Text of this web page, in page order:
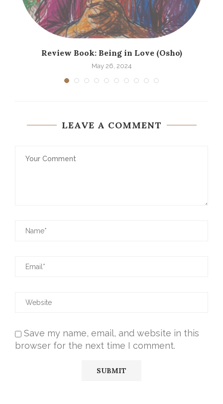
Review Book: Being in Love (Osho)
May 26, 2024
LEAVE A COMMENT
Save my name, email, and website in this
browser for the next time I comment.